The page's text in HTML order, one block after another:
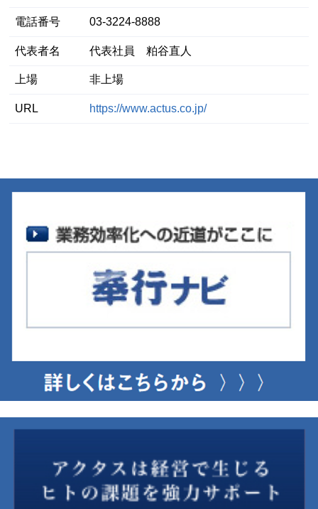
電話番号 03-3224-8888
代表者名 代表社員 粕谷直人
上場 非上場
URL https://www.actus.co.jp/